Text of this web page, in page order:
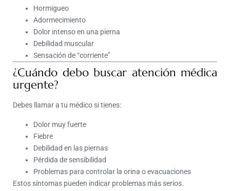
Hormigueo
Adormecimiento
Dolor intenso en una pierna
Debilidad muscular
Sensación de “corriente”
¿Cuándo debo buscar atención médica
urgente?
Debes llamar a tu médico si tienes:
Dolor muy fuerte
Fiebre
Debilidad en las piernas
Pérdida de sensibilidad
Problemas para controlar la orina o evacuaciones
Estos síntomas pueden indicar problemas más serios.